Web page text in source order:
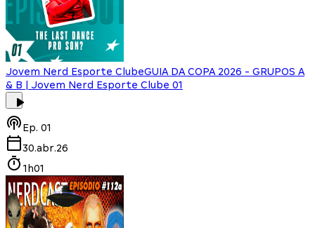
Jovem Nerd Esporte ClubeGUIA DA COPA 2026 - GRUPOS A
& B | Jovem Nerd Esporte Clube 01
Ep. 01
30.abr.26
1h01